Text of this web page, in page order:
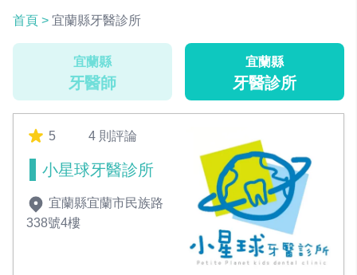
首頁 > 宜蘭縣牙醫診所
宜蘭縣
牙醫師
宜蘭縣
牙醫診所
5 4 則評論
小星球牙醫診所
宜蘭縣宜蘭市民族路
338號4樓